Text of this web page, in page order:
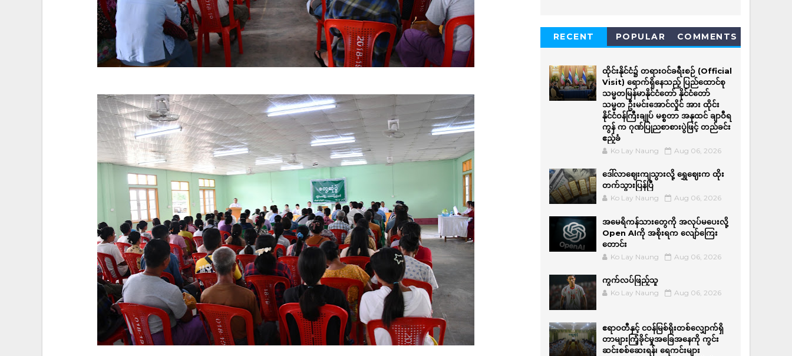
RECENT POPULAR COMMENTS
ထိုင်းနိုင်ငံ၌ တရားဝင်ခရီးစဉ် (Official
Visit) ရောက်ရှိနေသည့် ပြည်ထောင်စု
သမ္မတမြန်မာနိုင်ငံတော် နိုင်ငံတော်
သမ္မတ ဦးမင်းအောင်လှိုင် အား ထိုင်း
နိုင်ငံဝန်ကြီးချုပ် မစ္စတာ အနုထင် ချာဝီရ
ကွန် က ဂုဏ်ပြုညစာစားပွဲဖြင့် တည်ခင်း
ဧည့်ခံ
Ko Lay Naung Aug 06, 2026
ဒေါ်လာဈေးကျသွားလို့ ရွှေဈေးက ထိုး
တက်သွားပြန်ပြီ
Ko Lay Naung Aug 06, 2026
အမေရိကန်သားတွေကို အလုပ်မပေးလို့
Open AIကို အစိုးရက လျော်ကြေး
တောင်း
Ko Lay Naung Aug 06, 2026
ကွက်လပ်ဖြည့်သူ
Ko Lay Naung Aug 06, 2026
ဧရာဝတီနှင့် ငဝန်မြစ်ရိုးတစ်လျှောက်ရှိ
တာများကြံ့ခိုင်မှုအခြေအနေကို ကွင်း
ဆင်းစစ်ဆေးရန်၊ ရေကင်းများ